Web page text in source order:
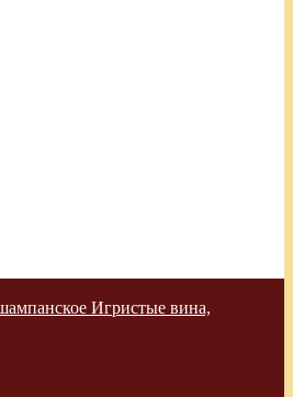
Игристые вина,